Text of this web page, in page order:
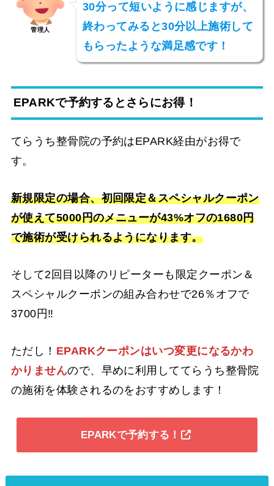
管理人
30分って短いように感じますが、
終わってみると30分以上施術して
もらったような満足感です！
EPARKで予約するとさらにお得！
てらうち整骨院の予約はEPARK経由がお得で
す。
新規限定の場合、初回限定＆スペシャルクーポン
が使えて5000円のメニューが43%オフの1680円
で施術が受けられるようになります。
そして2回目以降のリピーターも限定クーポン＆
スペシャルクーポンの組み合わせで26％オフで
3700円‼
ただし！ EPARKクーポンはいつ変更になるかわ
かりませんので、早めに利用しててらうち整骨院
の施術を体験されるのをおすすめします！
EPARKで予約する！